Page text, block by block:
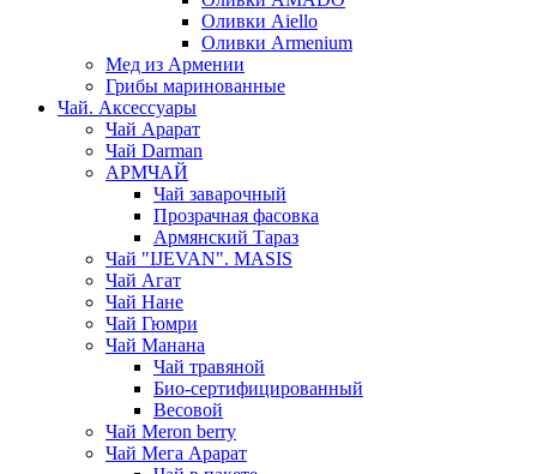
Оливки Aiello
Оливки Armenium
Мед из Армении
Грибы маринованные
Чай. Аксессуары
Чай Арарат
Чай Darman
АРМЧАЙ
Чай заварочный
Прозрачная фасовка
Армянский Тараз
Чай "IJEVAN". MASIS
Чай Агат
Чай Нане
Чай Гюмри
Чай Манана
Чай травяной
Био-сертифицированный
Весовой
Чай Meron berry
Чай Мега Арарат